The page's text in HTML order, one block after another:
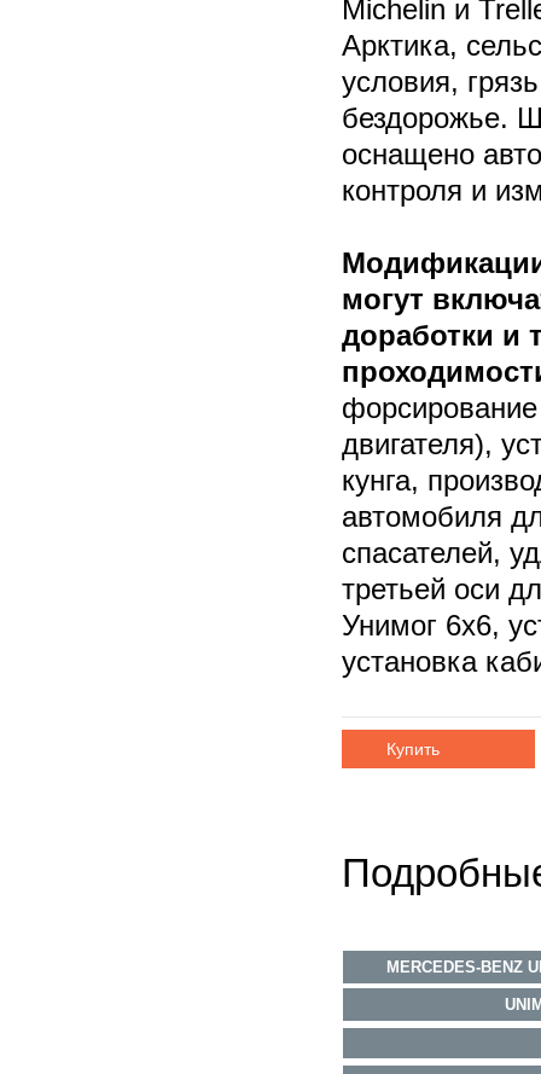
Michelin и
Арктика,
условия,
бездорожье.
оснащено
контроля и
могут
доработки и
двигателя),
кунга,
автомобиля
спасателей,
третьей оси
Унимог 6х6,
установка
Купить
MERCEDES-